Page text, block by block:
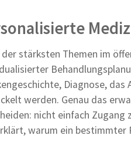
der stärksten Themen im
Diagnose,
werden. Genau das
nicht einfach Zugang
warum ein bestimmter